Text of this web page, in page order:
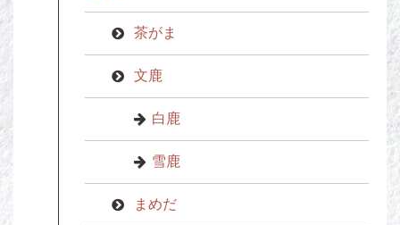
茶がま
文鹿
白鹿
雪鹿
まめだ